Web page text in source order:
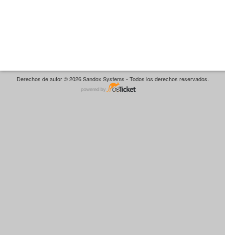
Derechos de autor © 2026 Sandox Systems - Todos los derechos reservados.